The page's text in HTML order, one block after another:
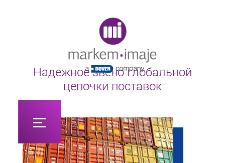
Надежное звено глобальной
цепочки поставок